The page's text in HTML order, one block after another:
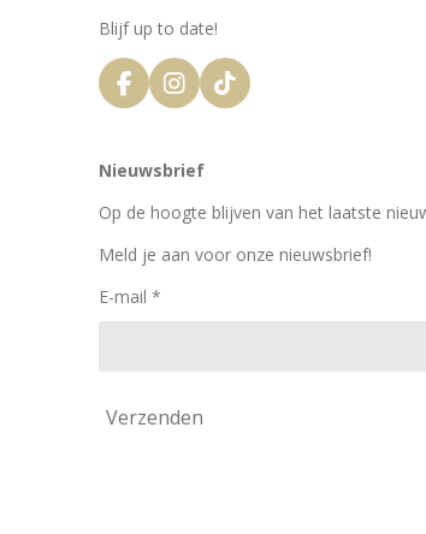
Blijf up to date!
F
a
e
b
o
k
I
n
t
a
g
a
T
i
k
Nieuwsbrief
Op de hoogte blijven van het laatste
Meld je aan voor onze nieuwsbrief!
E-mail *
Verzenden